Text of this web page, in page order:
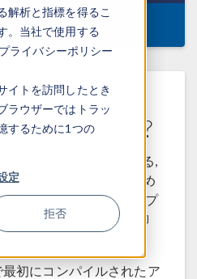
解析と指標を得るこ
。当社で使用する
ライバシーポリシー
イトを訪問したとき
ラウザーではトラッ
するために1つの
定
拒否
2024
とは?
COMSOL より提供される,
の製品設計と研究のため
トウェアのグローバルプ
COMSOL について を御
初にコンパイルされたア